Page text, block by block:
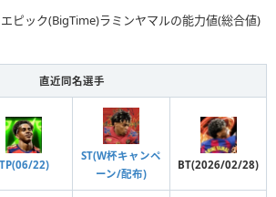
ピック(BigTime)ラミンヤマルの能力値(総合値)
直近同名選手
TP(06/22)
ST(W杯キャンペ
ーン/配布)
BT(2026/02/28)